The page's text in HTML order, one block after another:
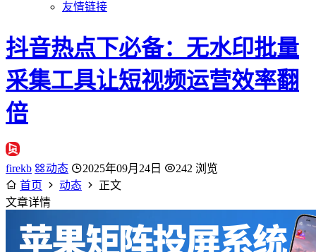
友情链接
抖音热点下必备：无水印批量
采集工具让短视频运营效率翻
倍
firekb 动态 2025年09月24日
242 浏览
首页
动态
正文
文章详情